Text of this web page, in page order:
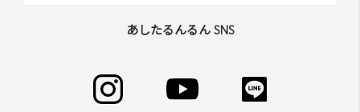
あしたるんるん SNS